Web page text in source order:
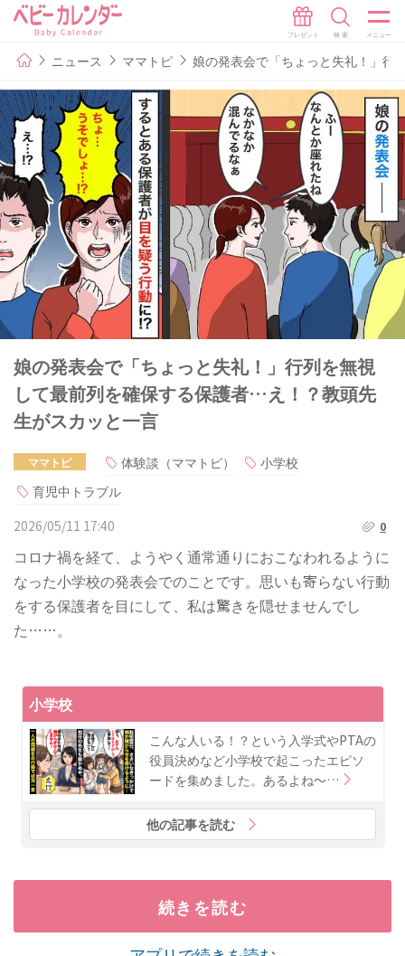
ニュース ママトピ 娘の発表会で「ちょっと失礼！」行
娘の発表会で「ちょっと失礼！」行列を無視
して最前列を確保する保護者…え！？教頭先
生がスカッと一言
ママトピ 体験談（ママトピ）
小学校
育児中トラブル
2026/05/11 17:40
0
コロナ禍を経て、ようやく通常通りにおこなわれるように
なった小学校の発表会でのことです。思いも寄らない行動
をする保護者を目にして、私は驚きを隠せませんでし
た……。
小学校
こんな人いる！？という入学式やPTAの
役員決めなど小学校で起こったエピソ
ードを集めました。あるよね〜…
他の記事を読む
続きを読む